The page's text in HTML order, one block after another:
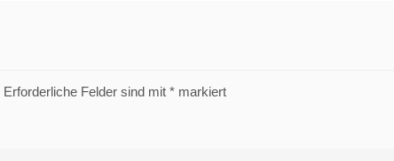
Erforderliche Felder sind mit * markiert